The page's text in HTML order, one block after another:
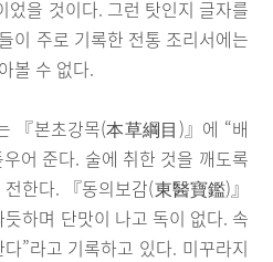
었을 것이다. 그런 탓인지 글자를
이 주로 기록한 전통 조리서에는
볼 수 없다.
『본초강목(本草綱目)』에 “배
어 준다. 술에 취한 것을 깨도록
한다. 『동의보감(東醫寶鑑)』
하며 단맛이 나고 독이 없다. 속
”라고 기록하고 있다. 미꾸라지